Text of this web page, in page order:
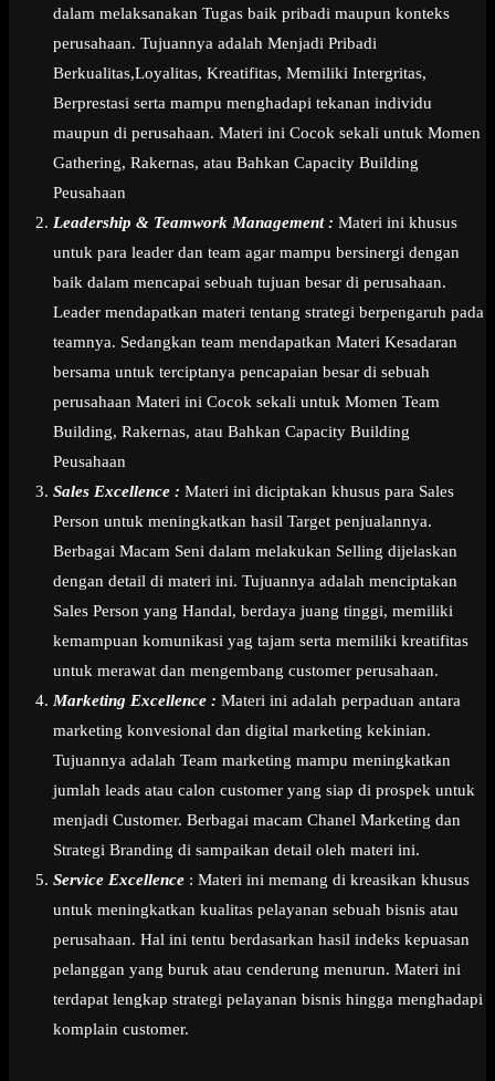
dalam melaksanakan Tugas baik pribadi maupun konteks
perusahaan. Tujuannya adalah Menjadi Pribadi
Berkualitas,Loyalitas, Kreatifitas, Memiliki Intergritas,
Berprestasi serta mampu menghadapi tekanan individu
maupun di perusahaan. Materi ini Cocok sekali untuk Momen
Gathering, Rakernas, atau Bahkan Capacity Building
Peusahaan
Leadership & Teamwork Management : Materi ini khusus
untuk para leader dan team agar mampu bersinergi dengan
baik dalam mencapai sebuah tujuan besar di perusahaan.
Leader mendapatkan materi tentang strategi berpengaruh pada
teamnya. Sedangkan team mendapatkan Materi Kesadaran
bersama untuk terciptanya pencapaian besar di sebuah
perusahaan Materi ini Cocok sekali untuk Momen Team
Building, Rakernas, atau Bahkan Capacity Building
Peusahaan
Sales Excellence : Materi ini diciptakan khusus para Sales
Person untuk meningkatkan hasil Target penjualannya.
Berbagai Macam Seni dalam melakukan Selling dijelaskan
dengan detail di materi ini. Tujuannya adalah menciptakan
Sales Person yang Handal, berdaya juang tinggi, memiliki
kemampuan komunikasi yag tajam serta memiliki kreatifitas
untuk merawat dan mengembang customer perusahaan.
Marketing Excellence : Materi ini adalah perpaduan antara
marketing konvesional dan digital marketing kekinian.
Tujuannya adalah Team marketing mampu meningkatkan
jumlah leads atau calon customer yang siap di prospek untuk
menjadi Customer. Berbagai macam Chanel Marketing dan
Strategi Branding di sampaikan detail oleh materi ini.
Service Excellence : Materi ini memang di kreasikan khusus
untuk meningkatkan kualitas pelayanan sebuah bisnis atau
perusahaan. Hal ini tentu berdasarkan hasil indeks kepuasan
pelanggan yang buruk atau cenderung menurun. Materi ini
terdapat lengkap strategi pelayanan bisnis hingga menghadapi
komplain customer.